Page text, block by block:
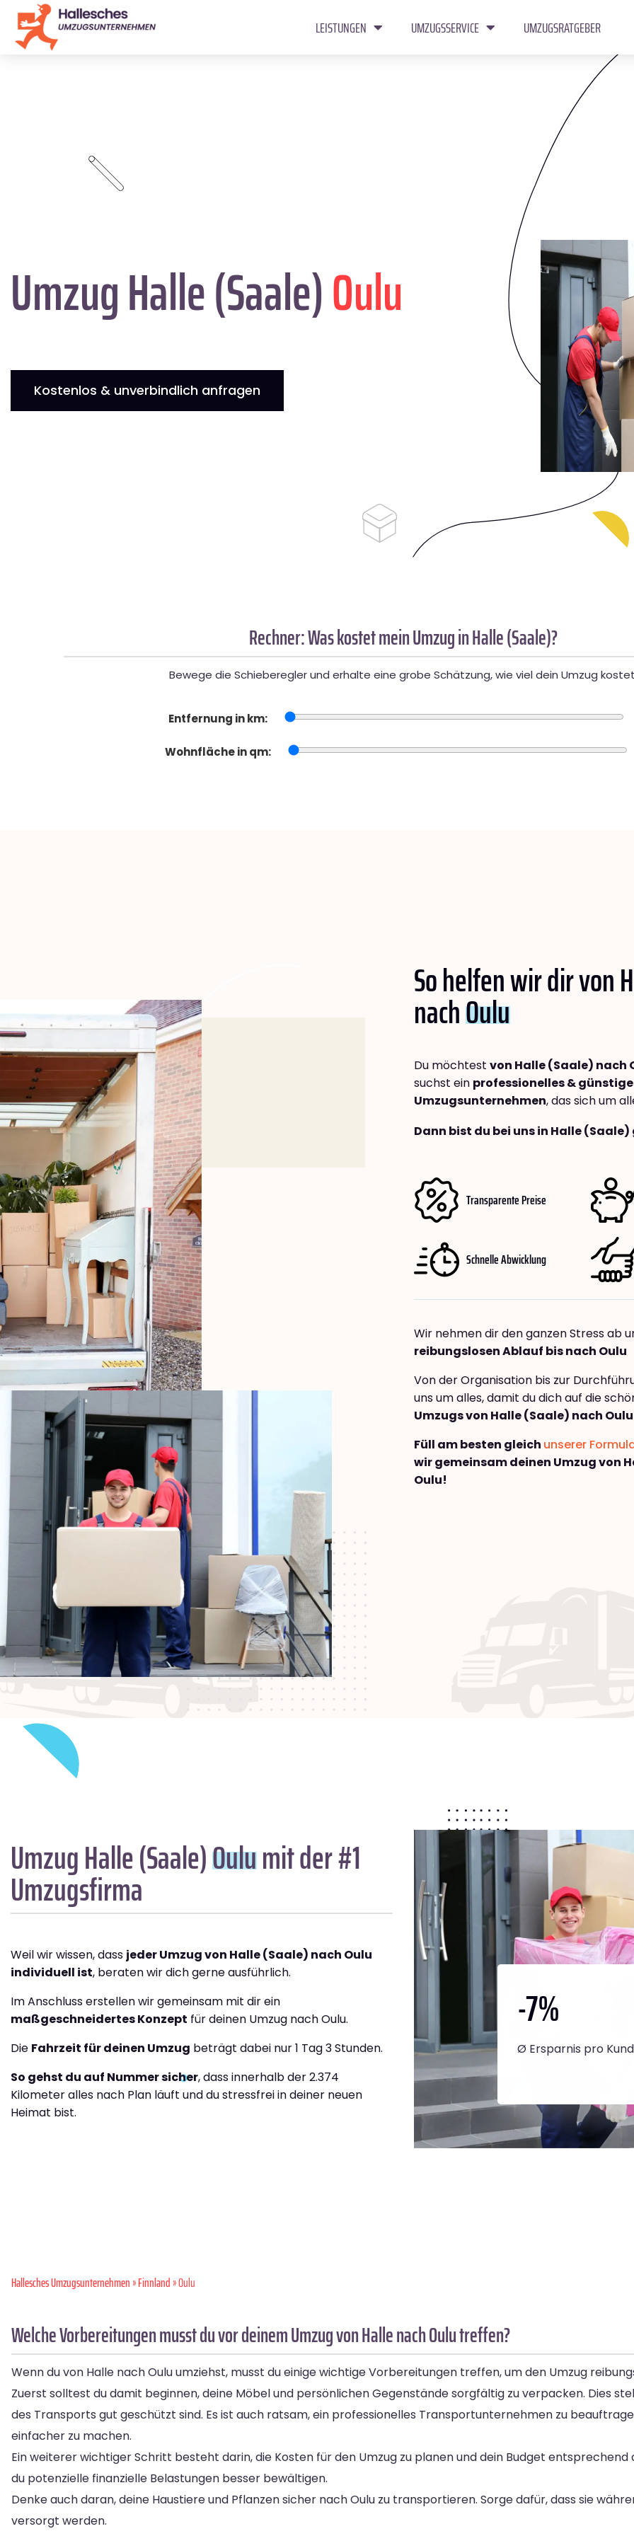
LEISTUNGEN UMZUGSSERVICE UMZUGSRATGEBER
Umzug Halle (Saale)Oulu
Kostenlos & unverbindlich anfragen
Rechner: Was kostet mein Umzug in Halle (Saale)?
Bewege die Schieberegler und erhalte eine grobe Schätzung, wie viel dein Umzug
Entfernung in km:
Wohnfläche in qm:
So helfen wir dir von
nachOulu
Du möchtest von Halle (Saale) nach
suchst ein professionelles &
Umzugsunternehmen, das sich um
Dann bist du bei uns in Halle
Transparente Preise
Schnelle Abwicklung
Wir nehmen dir den ganzen Stress ab
reibungslosen Ablauf bis nach Oulu
Von der Organisation bis zur
uns um alles, damit du dich auf die
Umzugs von Halle (Saale) nach Oulu
Füll am besten gleich unserer
wir gemeinsam deinen Umzug von
Oulu!
Umzug Halle (Saale)Oulumit der #1
Umzugsfirma
Weil wir wissen, dass jeder Umzug von Halle (Saale) nach Oulu
individuell ist, beraten wir dich gerne ausführlich.
Im Anschluss erstellen wir gemeinsam mit dir ein
maßgeschneidertes Konzept für deinen Umzug nach Oulu.
Die Fahrzeit für deinen Umzug beträgt dabei nur 1 Tag 3 Stunden.
So gehst du auf Nummer sicher, dass innerhalb der 2.374
Kilometer alles nach Plan läuft und du stressfrei in deiner neuen
Heimat bist.
-7%
Ø Ersparnis pro
Hallesches Umzugsunternehmen»Finnland» Oulu
Welche Vorbereitungen musst du vor deinem Umzug von Halle nach Oulu treffen?
Wenn du von Halle nach Oulu umziehst, musst du einige wichtige Vorbereitungen treffen, um den Umzug
Zuerst solltest du damit beginnen, deine Möbel und persönlichen Gegenstände sorgfältig zu verpacken. Dies
des Transports gut geschützt sind. Es ist auch ratsam, ein professionelles Transportunternehmen zu
einfacher zu machen.
Ein weiterer wichtiger Schritt besteht darin, die Kosten für den Umzug zu planen und dein Budget entsprechend
du potenzielle finanzielle Belastungen besser bewältigen.
Denke auch daran, deine Haustiere und Pflanzen sicher nach Oulu zu transportieren. Sorge dafür, dass sie
versorgt werden.